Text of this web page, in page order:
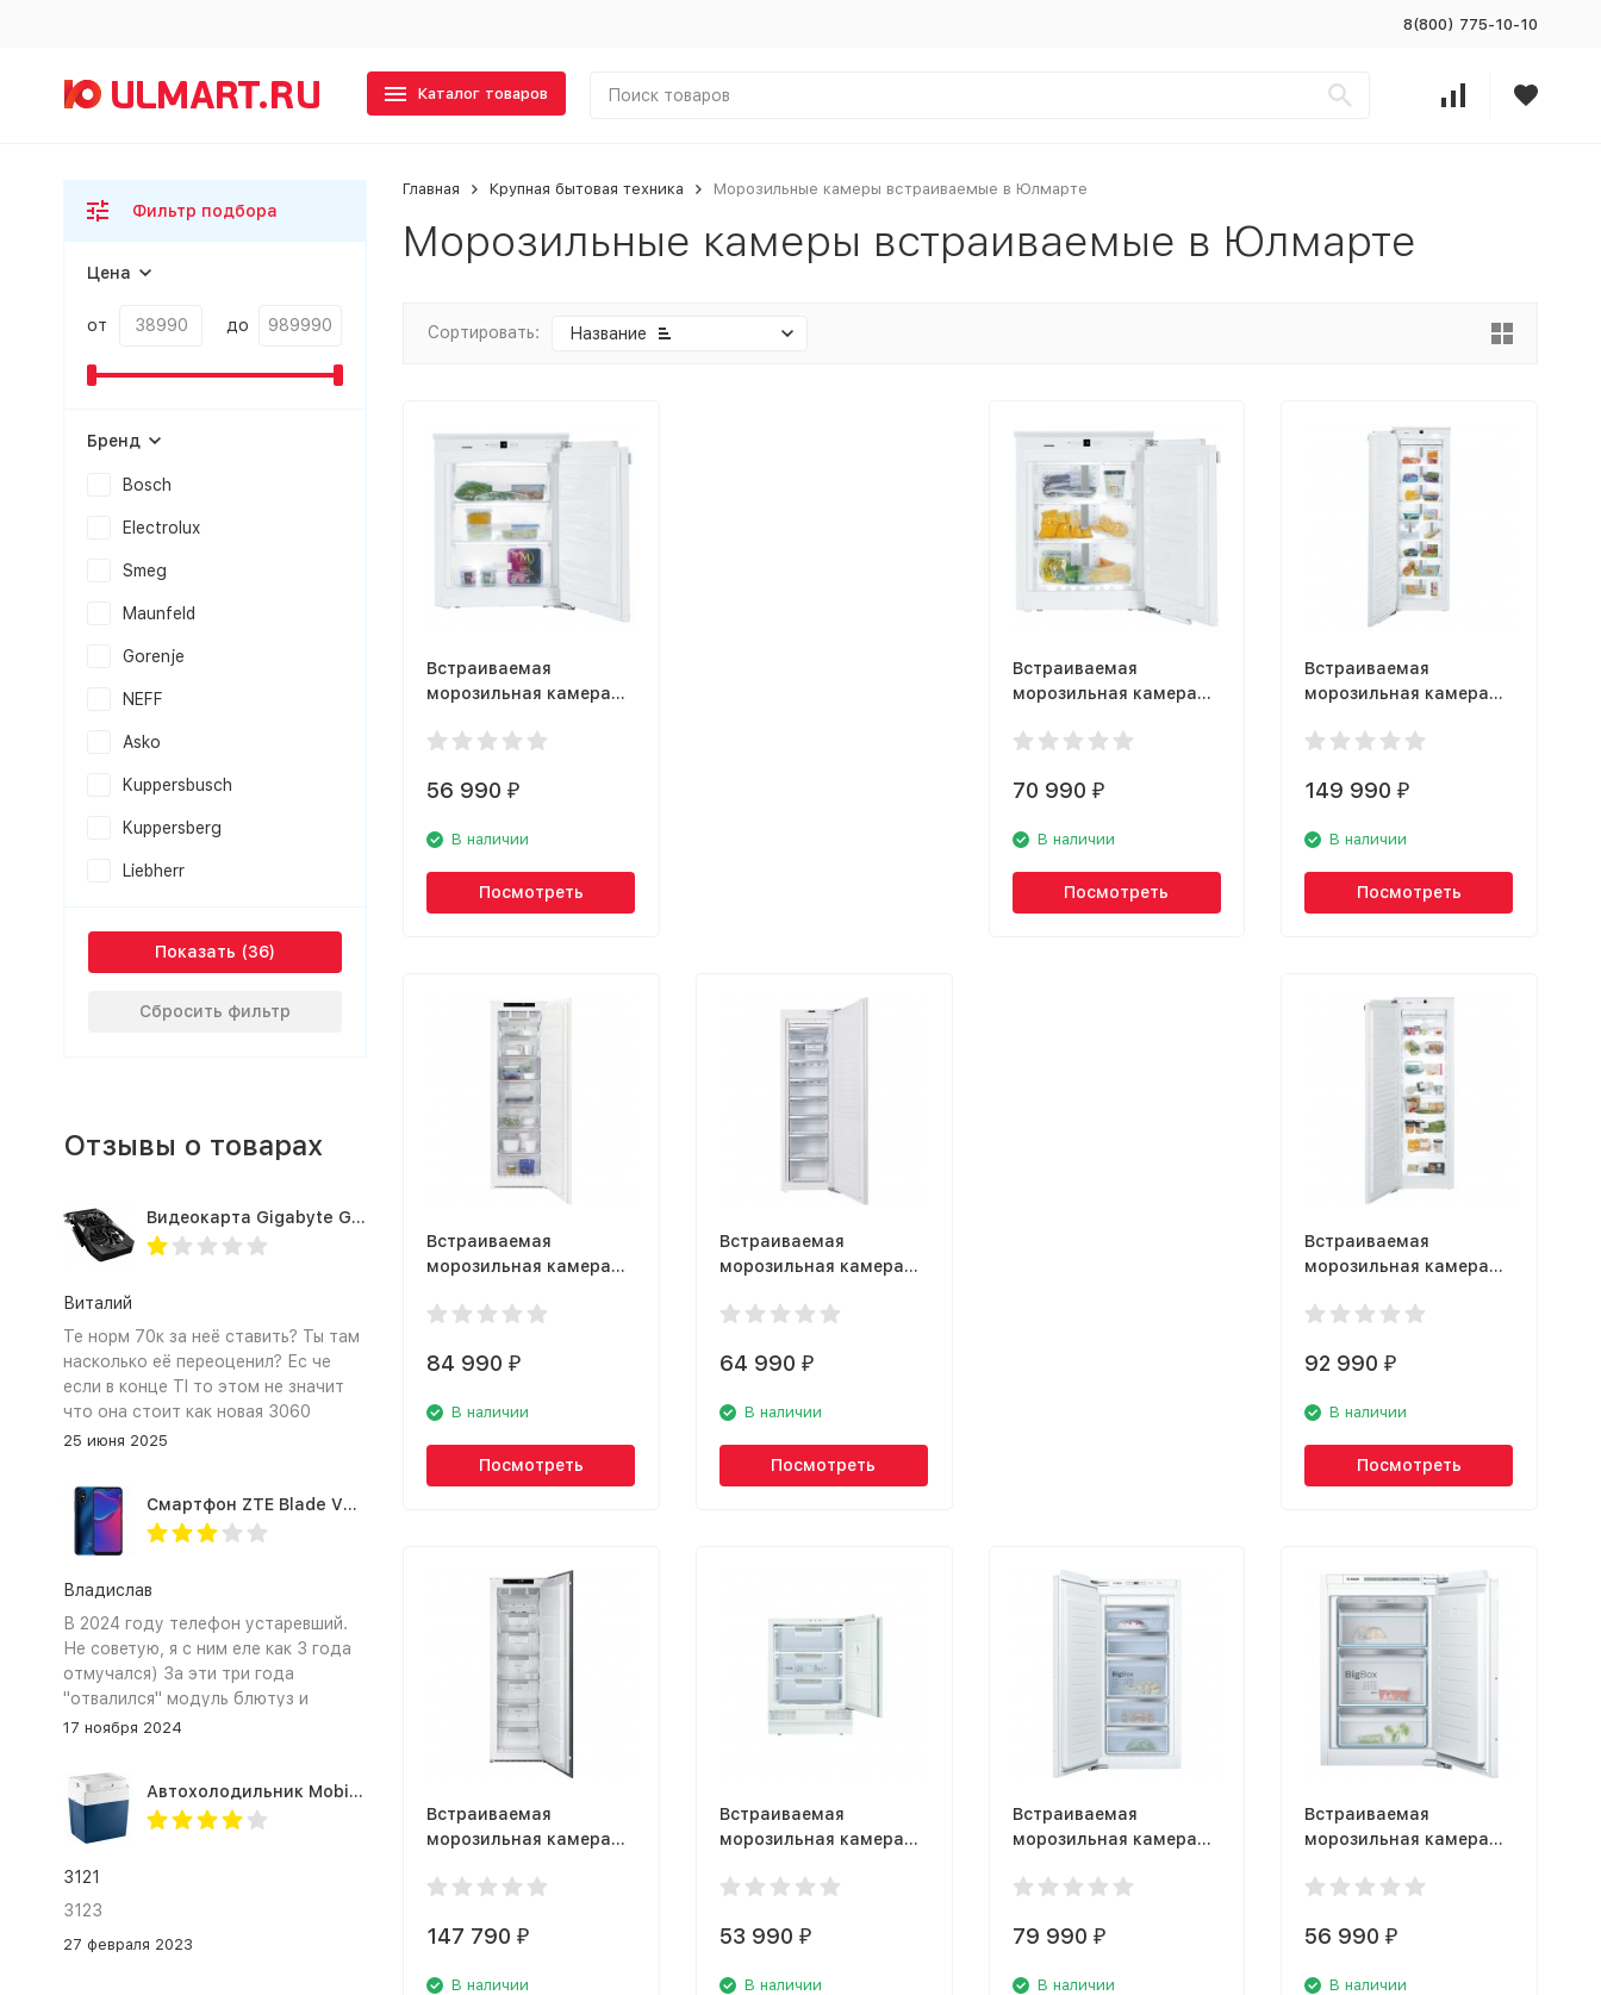
8(800) 775-10-10
Каталог товаров
Главная Крупная бытовая техника Морозильные камеры встраиваемые в Юлмарте
Морозильные камеры встраиваемые в Юлмарте
Сортировать: Название
Встраиваемая
морозильная камера
56 990 ₽
В наличии
Посмотреть
Встраиваемая
морозильная камера
70 990 ₽
В наличии
Посмотреть
Встраиваемая
морозильная камера
149 990₽
В наличии
Посмотреть
Встраиваемая
морозильная камера
84 990 ₽
В наличии
Посмотреть
Встраиваемая
морозильная камера
64 990 ₽
В наличии
Посмотреть
Встраиваемая
морозильная камера
92 990₽
В наличии
Посмотреть
Встраиваемая
морозильная камера
147 790 ₽
В наличии
Встраиваемая
морозильная камера
53 990 ₽
В наличии
Встраиваемая
морозильная камера
79 990 ₽
В наличии
Встраиваемая
морозильная камера
56 990₽
В наличии
Фильтр подбора
Цена
от до
Бренд
Bosch
Electrolux
Smeg
Maunfeld
Gorenje
NEFF
Asko
Kuppersbusch
Kuppersberg
Liebherr
Показать
Сбросить фильтр
Отзывы о товарах
Видеокарта Gigabyte GTX1660TI 6GB (GV-N166TOC-6GD 1.0A)
Виталий
Те норм 70к за неё ставить? Ты там
насколько её переоценил? Ес че
если в конце TI то этом не значит
что она стоит как новая 3060
25 июня 2025
Смартфон ZTE Blade V2020 Smart 64 Гб синий
Владислав
В 2024 году телефон устаревший.
Не советую, я с ним еле как 3 года
отмучался) За эти три года
"отвалился" модуль блютуз и
сканер отпечатка пальца
17 ноября 2024
Автохолодильник Mobicool MV26 AC/DC
3121
3123
27 февраля 2023